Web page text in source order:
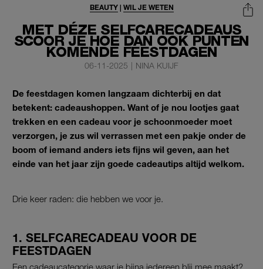
MET DÉZE SELFCARECADEAUS
SCOOR JE HOE DAN OOK PUNTEN
KOMENDE FEESTDAGEN
BEAUTY| WIL JE WETEN
06-11-2025 | NINA KUIJF
De feestdagen komen langzaam dichterbij en dat
betekent: cadeaushoppen. Want of je nou lootjes gaat
trekken en een cadeau voor je schoonmoeder moet
verzorgen, je zus wil verrassen met een pakje onder de
boom of iemand anders iets fijns wil geven, aan het
einde van het jaar zijn goede cadeautips altijd welkom.
Drie keer raden: die hebben we voor je.
1. SELFCARECADEAU VOOR DE
FEESTDAGEN
Een cadeaucategorie waar je bijna iedereen blij mee maakt?